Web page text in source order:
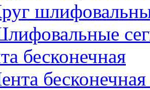
бесконечная